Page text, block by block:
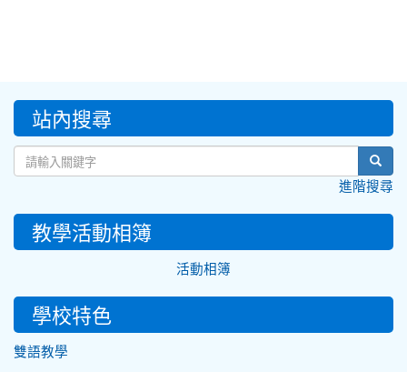
::: 站內搜尋
進階搜尋
教學活動相簿
活動相簿
學校特色
雙語教學